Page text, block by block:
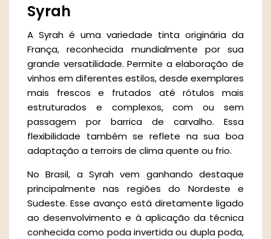
Syrah
A Syrah é uma variedade tinta originária da
França, reconhecida mundialmente por sua
grande versatilidade. Permite a elaboração de
vinhos em diferentes estilos, desde exemplares
mais frescos e frutados até rótulos mais
estruturados e complexos, com ou sem
passagem por barrica de carvalho. Essa
flexibilidade também se reflete na sua boa
adaptação a terroirs de clima quente ou frio.
No Brasil, a Syrah vem ganhando destaque
principalmente nas regiões do Nordeste e
Sudeste. Esse avanço está diretamente ligado
ao desenvolvimento e à aplicação da técnica
conhecida como poda invertida ou dupla poda,